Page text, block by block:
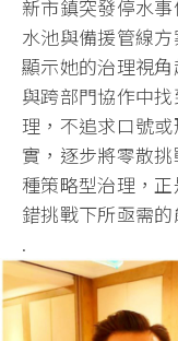
新市鎮突發停水
水池與備援管線
顯示她的治理視
與跨部門協作中
理， 不追求口號
實， 逐步將零散
種策略型治理，
錯挑戰下所亟需的
.